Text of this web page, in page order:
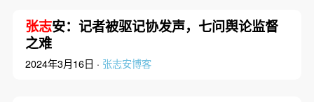
张志安：记者被驱记协发声，七问舆论监督
之难
2024年3月16日 · 张志安博客